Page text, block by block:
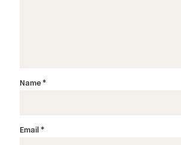
Name*
Email *